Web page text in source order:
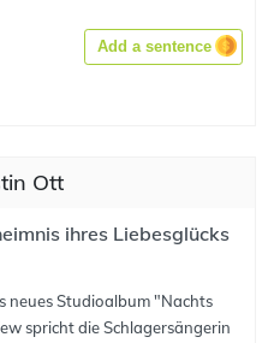
Add a sentence
Ott
ihres Liebesglücks
neues Studioalbum "Nachts
spricht die Schlagersängerin